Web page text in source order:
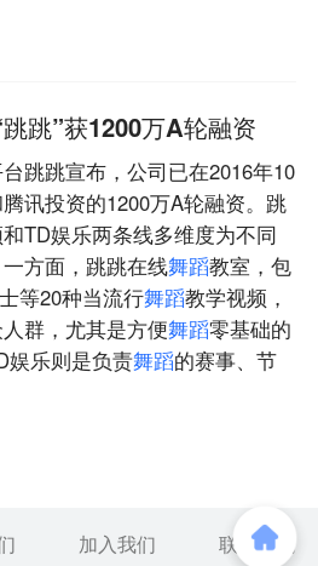
跳”获1200万A轮融资
跳跳宣布，公司已在2016年10
讯投资的1200万A轮融资。跳
TD娱乐两条线多维度为不同
方面，跳跳在线舞蹈教室，包
等20种当流行舞蹈教学视频，
群，尤其是方便舞蹈零基础的
娱乐则是负责舞蹈的赛事、节
加入我们 联系我们